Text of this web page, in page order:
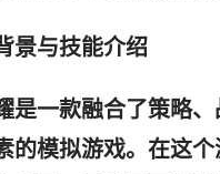
景与技能介绍
是一款融合了策略
的模拟游戏。在这